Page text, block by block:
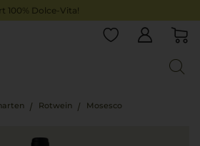
100% Dolce-Vita!
Rotwein Mosesco